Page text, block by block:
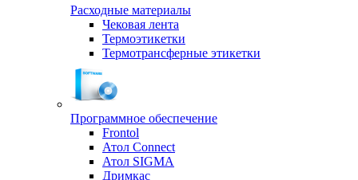
Расходные материалы
Чековая лента
Термоэтикетки
Термотрансферные этикетки
Программное обеспечение
Frontol
Атол Connect
Атол SIGMA
Дримкас